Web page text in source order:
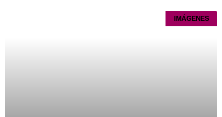
IMÁGENES